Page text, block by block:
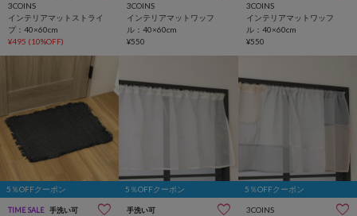
3COINS
インテリアマットストライ
プ：40×60cm
¥495 (10%OFF)
3COINS
インテリアマットワッフ
ル：40×60cm
¥550
3COINS
インテリアマットワッフ
ル：40×60cm
¥550
5％OFFクーポン
TIME SALE 手洗い可
5％OFFクーポン
手洗い可
5％OFFクーポン
3COINS